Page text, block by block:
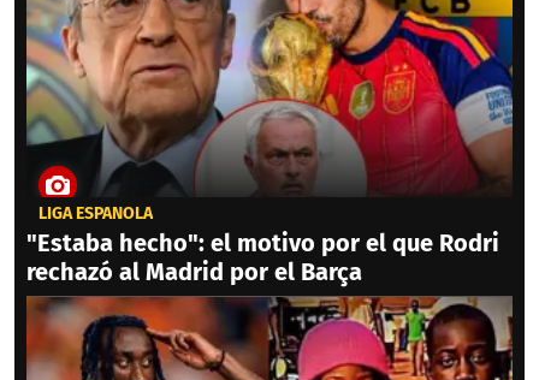
LIGA ESPAÑOLA
"Estaba hecho": el motivo por el que Rodri
rechazó al Madrid por el Barça